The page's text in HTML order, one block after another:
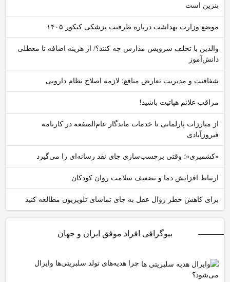
بنزین است
موضع وزارت بهداشت درباره ظرفیت پزشکی کنکور ۱۴۰۵
والدین با تخلف سرویس مدارس چه کنند؟/ از هزینه اضافه تا معطلی
دانش‌آموز
شفافیت و مدیریت تعارض منافع؛ لازمه اصلاح نظام دارویی
مراقب علائم هپاتیت باشید!
از مبارزات پارلمانی تا خدمات ماندگار عام‌المنفعه در کارنامه
فیروزآبادی
«کشمیری»؛ وقتی برچسب‌سازی جای نقد رسانه‌ای را می‌گیرد
ارتباط افزایش دما و تضعیف سلامت روان کودکان
برای کاهش خطر زوال عقل به جای تماشای تلویزیون مطالعه کنید
بیوگرافی افراد موفق ایران و جهان
چرا هدیه‌های تولد سلبریتی‌ها وایرال
می‌شود؟